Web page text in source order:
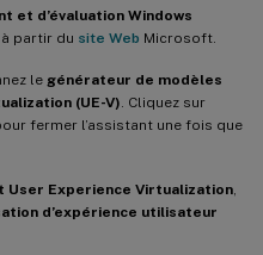
et d’évaluation Windows
à partir du site Web Microsoft.
le générateur de modèles
(UE-V) . Cliquez sur
fermer l’assistant une fois que
User Experience Virtualization
d’expérience utilisateur